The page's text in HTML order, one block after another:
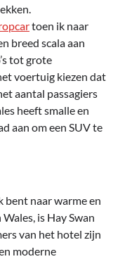
toen ik naar
breed scala aan
tot grote
voertuig kiezen dat
aantal passagiers
heeft smalle en
aan om een ​​SUV te
bent naar warme en
is Hay Swan
van het hotel zijn
moderne